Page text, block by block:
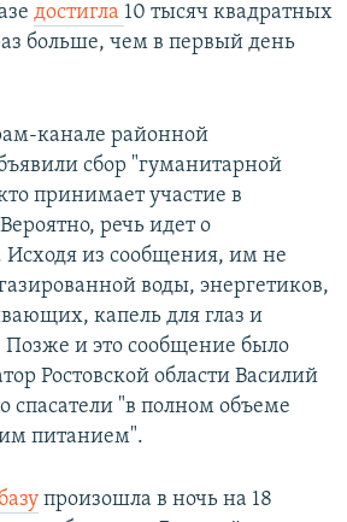
достигла 10 тысяч квадратных
больше, чем в первый день
канале районной
сбор "гуманитарной
принимает участие в
речь идет о
из сообщения, им не
воды, энергетиков,
капель для глаз и
Позже и это сообщение было
Ростовской области Василий
спасатели "в полном объеме
питанием".
произошла в ночь на 18